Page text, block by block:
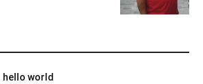
hello world